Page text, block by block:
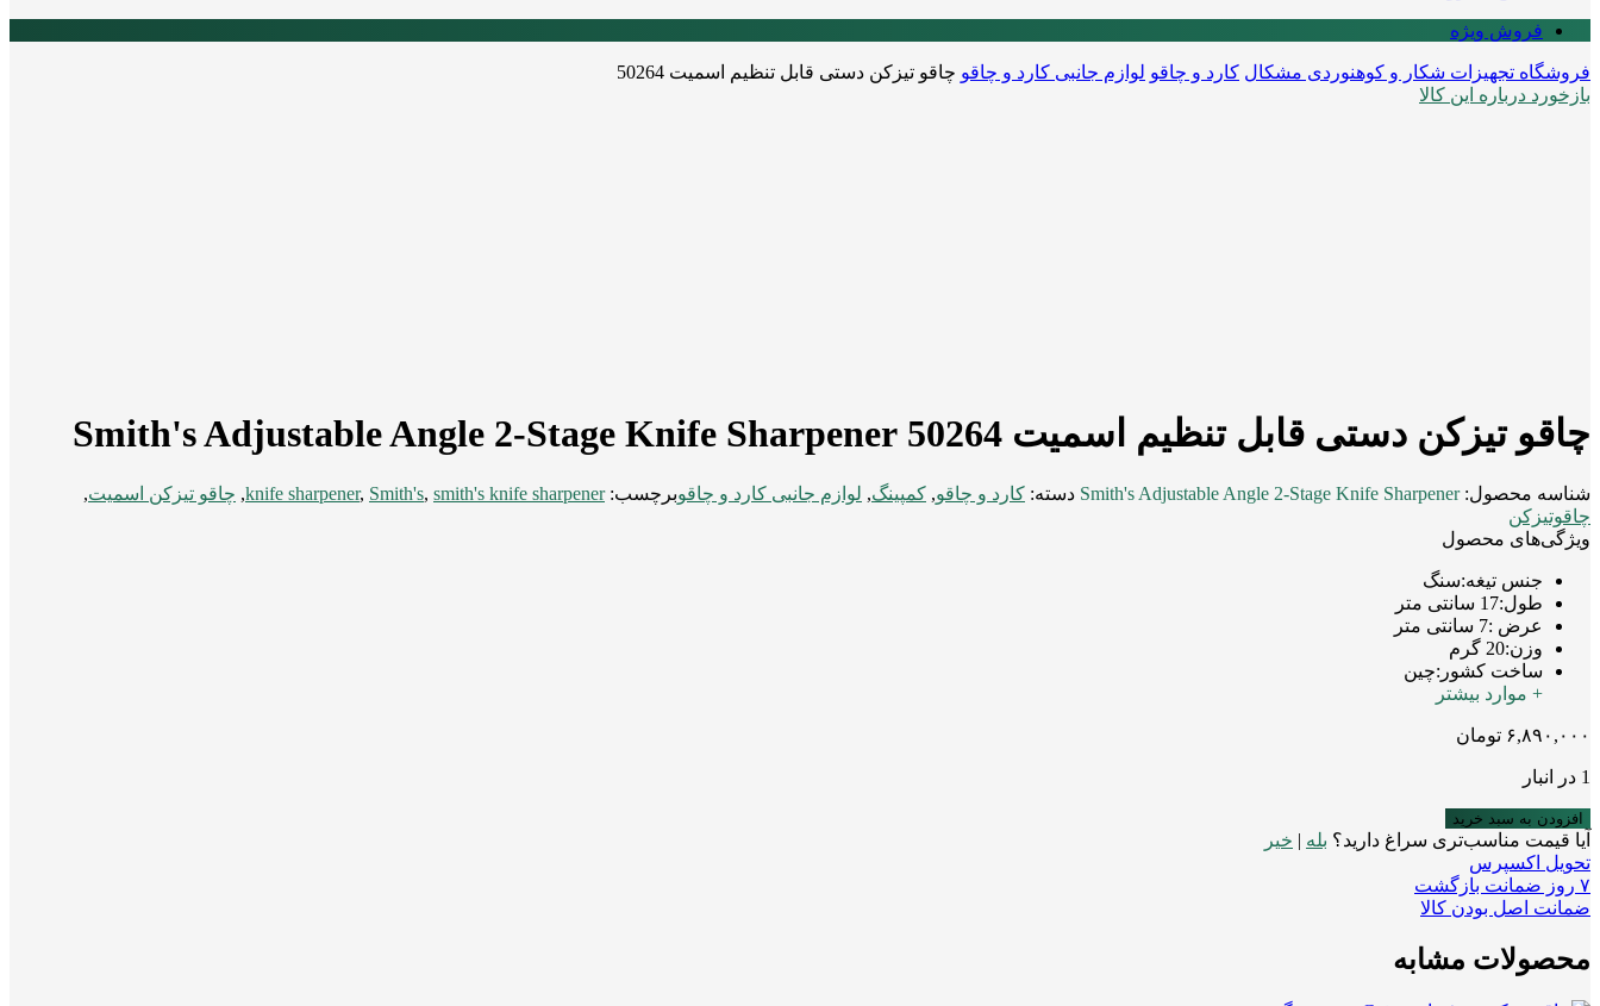
فروش ویژه
فروشگاه تجهیزات شکار و کوهنوردی مشکال کارد و چاقو لوازم جانبی کارد و چاقو چاقو تیزکن دستی قابل تنظیم اسمیت 50264
بازخورد درباره این کالا
چاقو تیزکن دستی قابل تنظیم اسمیت 50264 Smith's Adjustable Angle 2-Stage Knife Sharpener
شناسه محصول:Smith's Adjustable Angle 2-Stage Knife Sharpener دسته: کارد و چاقو, کمپینگ, لوازم جانبی کارد و چاقوبرچسب: knife sharpener, Smith's, smith's knife sharpener
, چاقو تیزکن اسمیت,
چاقوتیزکن
ویژگی‌های محصول
جنس تیغه:سنگ
طول:17 سانتی متر
عرض :7 سانتی متر
وزن:20 گرم
ساخت کشور :چین
+ موارد بیشتر
۶,۸۹۰,۰۰۰ تومان
1 در انبار
افزودن به سبد خرید
آیا قیمت مناسب‌تری سراغ دارید؟ بله | خیر
تحویل اکسپرس
۷ روز ضمانت بازگشت
ضمانت اصل بودن کالا
محصولات مشابه